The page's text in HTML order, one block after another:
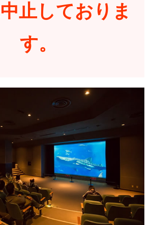
止しておりま
す。